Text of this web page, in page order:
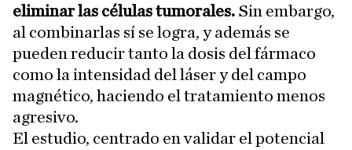
eliminar las células tumorales. Sin embargo,
al combinarlas sí se logra, y además se
pueden reducir tanto la dosis del fármaco
como la intensidad del láser y del campo
magnético, haciendo el tratamiento menos
agresivo.
El estudio, centrado en validar el potencial